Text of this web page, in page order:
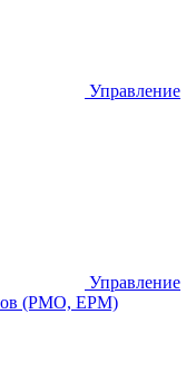
Управление
Управление
(PMO, EPM)